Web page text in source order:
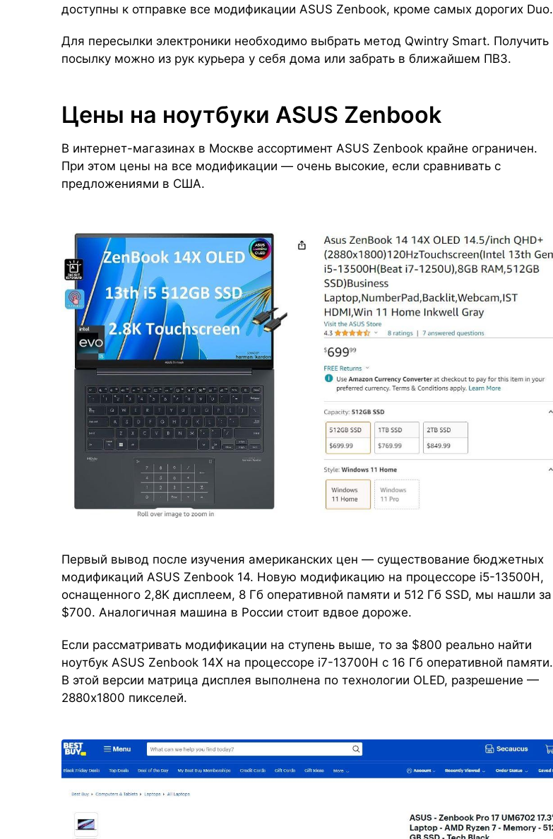
доступны к отправке все модификации ASUS Zenbook, кроме самых дорогих Duo.
Для пересылки электроники необходимо выбрать метод Qwintry Smart. Получить
посылку можно из рук курьера у себя дома или забрать в ближайшем ПВЗ.
Цены на ноутбуки ASUS Zenbook
В интернет-магазинах в Москве ассортимент ASUS Zenbook крайне ограничен.
При этом цены на все модификации — очень высокие, если сравнивать с
предложениями в США.
Первый вывод после изучения американских цен — существование бюджетных
модификаций ASUS Zenbook 14. Новую модификацию на процессоре i5-13500H,
оснащенного 2,8K дисплеем, 8 Гб оперативной памяти и 512 Гб SSD, мы нашли за
$700. Аналогичная машина в России стоит вдвое дороже.
Если рассматривать модификации на ступень выше, то за $800 реально найти
ноутбук ASUS Zenbook 14X на процессоре i7-13700H с 16 Гб оперативной памяти.
В этой версии матрица дисплея выполнена по технологии OLED, разрешение —
2880x1800 пикселей.